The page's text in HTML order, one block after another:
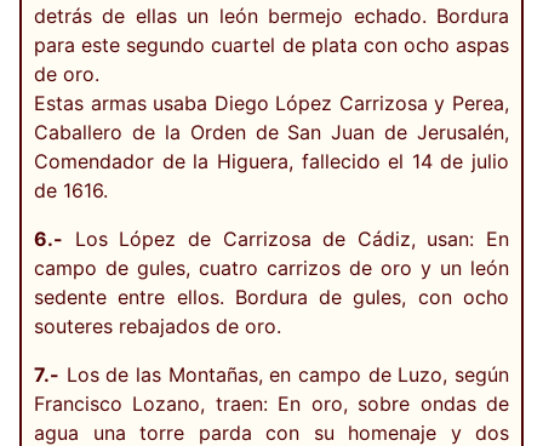
detrás de ellas un león bermejo echado. Bordura
para este segundo cuartel de plata con ocho aspas
de oro.
Estas armas usaba Diego López Carrizosa y Perea,
Caballero de la Orden de San Juan de Jerusalén,
Comendador de la Higuera, fallecido el 14 de julio
de 1616.
6.- Los López de Carrizosa de Cádiz, usan: En
campo de gules, cuatro carrizos de oro y un león
sedente entre ellos. Bordura de gules, con ocho
souteres rebajados de oro.
7.- Los de las Montañas, en campo de Luzo, según
Francisco Lozano, traen: En oro, sobre ondas de
agua una torre parda con su homenaje y dos